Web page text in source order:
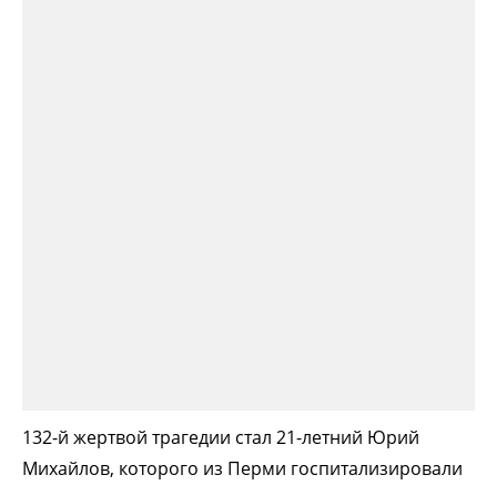
132-й жертвой трагедии стал 21-летний Юрий
Михайлов, которого из Перми госпитализировали